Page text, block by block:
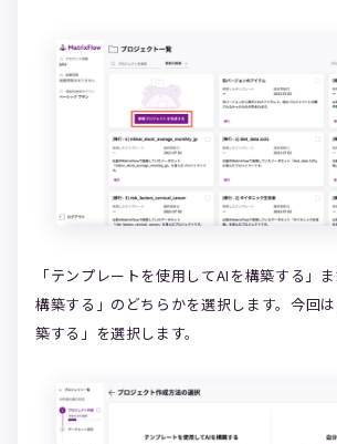
「テンプレートを使用してAIを構築する」
構築する」のどちらかを選択します。今回
築する」を選択します。